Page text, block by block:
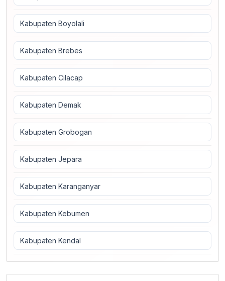
Kabupaten Boyolali
Kabupaten Brebes
Kabupaten Cilacap
Kabupaten Demak
Kabupaten Grobogan
Kabupaten Jepara
Kabupaten Karanganyar
Kabupaten Kebumen
Kabupaten Kendal